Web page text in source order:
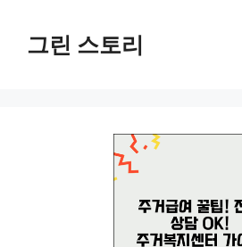
그린 스토리